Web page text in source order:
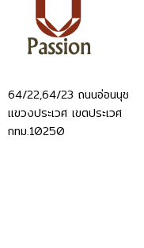
64/22,64/23 ถนนอ่อนนุช
แขวงประเวศ เขตประเวศ
กทม.10250